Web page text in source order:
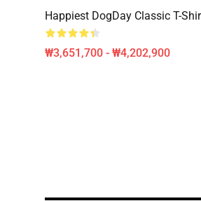
Happiest DogDay Classic T-
₩3,651,700 - ₩4,202,900